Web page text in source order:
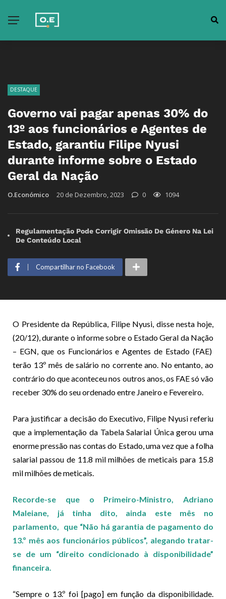
DESTAQUE
Governo vai pagar apenas 30% do
13º aos funcionários e Agentes de
Estado, garantiu Filipe Nyusi
durante informe sobre o Estado
Geral da Nação
O.Económico 20 de Dezembro, 2023 0 1094
Regulamentação Pode Corrigir Omissão De Género Na Lei
De Conteúdo Local
Compartilhar no Facebook
O Presidente da República, Filipe Nyusi, disse nesta hoje,
(20/12), durante o informe sobre o Estado Geral da Nação
– EGN, que os Funcionários e Agentes de Estado (FAE)
terão 13º mês de salário no corrente ano. No entanto, ao
contrário do que aconteceu nos outros anos, os FAE só vão
receber 30% do seu ordenado entre Janeiro e Fevereiro.
Para justificar a decisão do Executivo, Filipe Nyusi referiu
que a implementação da Tabela Salarial Única gerou uma
enorme pressão nas contas do Estado, uma vez que a folha
salarial passou de 11.8 mil milhões de meticais para 15.8
mil milhões de meticais.
Recorde-se que o Primeiro-Ministro, Adriano
Maleiane, já tinha dito, ainda este mês no
parlamento, que “Não há garantia de pagamento do
13.º mês aos funcionários públicos”, alegando tratar-
se de um “direito condicionado à disponibilidade”
financeira.
“Sempre o 13.º foi [pago] em função da disponibilidade.